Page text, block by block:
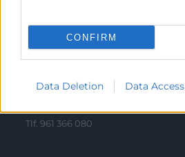
CONFIRM
Data Deletion Data Access
Tlf. 963 103 900
Benjamín Franklin, 8 – 46980
Tlf. 961 366 080